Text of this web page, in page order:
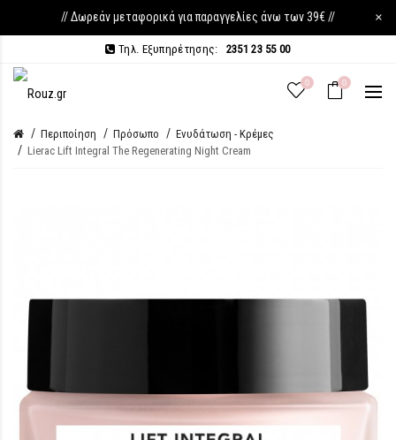
// Δωρεάν μεταφορικά για παραγγελίες άνω των 39€ // ×
Τηλ. Εξυπηρέτησης: 2351 23 55 00
0 0
Περιποίηση Πρόσωπο
Ενυδάτωση - Κρέμες
Lierac Lift Integral The Regenerating Night Cream